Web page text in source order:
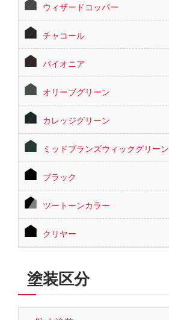
ウィザードコッパー
チャコール
パイオニア
オリーブグリーン
カレッジグリーン
ミッドブランズウィックグリーン
ブラック
ツートーンカラー
クリヤー
塗装区分